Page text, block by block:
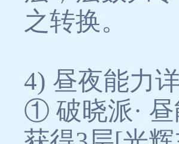
之转换。
4) 昼夜能力
① 破晓派· 昼